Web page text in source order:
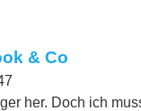
& Co
her. Doch ich